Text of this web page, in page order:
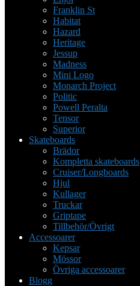
Franklin St
Habitat
Hazard
Heritage
Jessup
Madness
Mini Logo
Monarch Project
Politic
Powell Peralta
Tensor
Superior
Skateboards
Brädor
Kompletta skateboards
Cruiser/Longboards
Hjul
Kullager
Truckar
Griptape
Tillbehör/Övrigt
Accessoarer
Kepsar
Mössor
Övriga accessoarer
Blogg